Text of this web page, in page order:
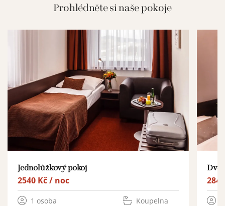
Prohlédněte si naše pokoje
Jednolůžkový pokoj
2540 Kč / noc
1 osoba
Koupelna